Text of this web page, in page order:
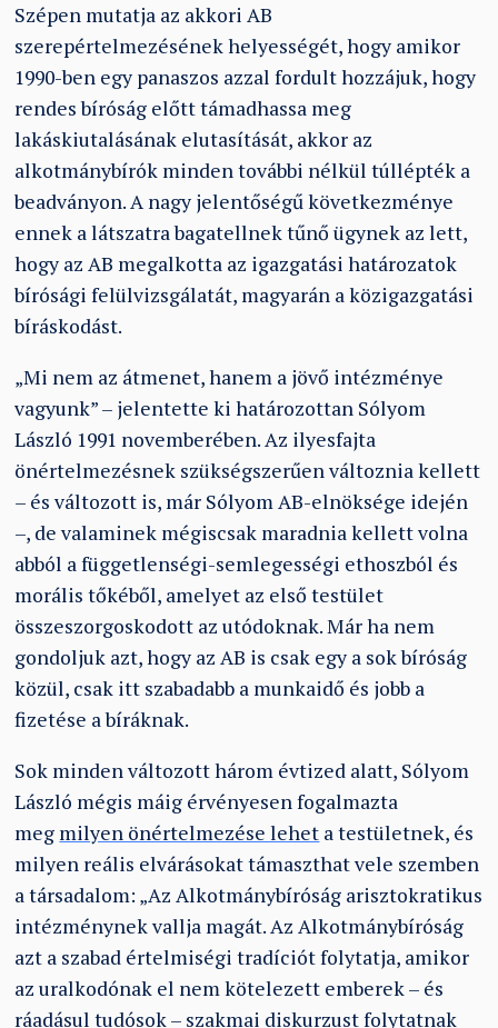
Szépen mutatja az akkori AB
szerepértelmezésének helyességét, hogy amikor
1990-ben egy panaszos azzal fordult hozzájuk, hogy
rendes bíróság előtt támadhassa meg
lakáskiutalásának elutasítását, akkor az
alkotmánybírók minden további nélkül túllépték a
beadványon. A nagy jelentőségű következménye
ennek a látszatra bagatellnek tűnő ügynek az lett,
hogy az AB megalkotta az igazgatási határozatok
bírósági felülvizsgálatát, magyarán a közigazgatási
bíráskodást.
„Mi nem az átmenet, hanem a jövő intézménye
vagyunk” – jelentette ki határozottan Sólyom
László 1991 novemberében. Az ilyesfajta
önértelmezésnek szükségszerűen változnia kellett
– és változott is, már Sólyom AB-elnöksége idején
–, de valaminek mégiscsak maradnia kellett volna
abból a függetlenségi-semlegességi ethoszból és
morális tőkéből, amelyet az első testület
összeszorgoskodott az utódoknak. Már ha nem
gondoljuk azt, hogy az AB is csak egy a sok bíróság
közül, csak itt szabadabb a munkaidő és jobb a
fizetése a bíráknak.
Sok minden változott három évtized alatt, Sólyom
László mégis máig érvényesen fogalmazta
meg milyen önértelmezése lehet a testületnek, és
milyen reális elvárásokat támaszthat vele szemben
a társadalom: „Az Alkotmánybíróság arisztokratikus
intézménynek vallja magát. Az Alkotmánybíróság
azt a szabad értelmiségi tradíciót folytatja, amikor
az uralkodónak el nem kötelezett emberek – és
ráadásul tudósok – szakmai diskurzust folytatnak